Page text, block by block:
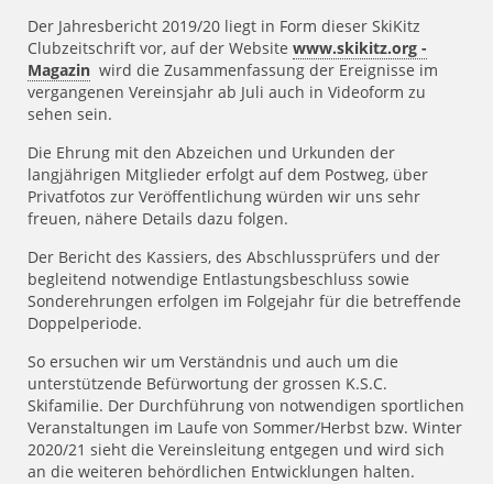
Der Jahresbericht 2019/20 liegt in Form dieser SkiKitz
Clubzeitschrift vor, auf der Website www.skikitz.org -
Magazin wird die Zusammenfassung der Ereignisse im
vergangenen Vereinsjahr ab Juli auch in Videoform zu
sehen sein.
Die Ehrung mit den Abzeichen und Urkunden der
langjährigen Mitglieder erfolgt auf dem Postweg, über
Privatfotos zur Veröffentlichung würden wir uns sehr
freuen, nähere Details dazu folgen.
Der Bericht des Kassiers, des Abschlussprüfers und der
begleitend notwendige Entlastungsbeschluss sowie
Sonderehrungen erfolgen im Folgejahr für die betreffende
Doppelperiode.
So ersuchen wir um Verständnis und auch um die
unterstützende Befürwortung der grossen K.S.C.
Skifamilie. Der Durchführung von notwendigen sportlichen
Veranstaltungen im Laufe von Sommer/Herbst bzw. Winter
2020/21 sieht die Vereinsleitung entgegen und wird sich
an die weiteren behördlichen Entwicklungen halten.